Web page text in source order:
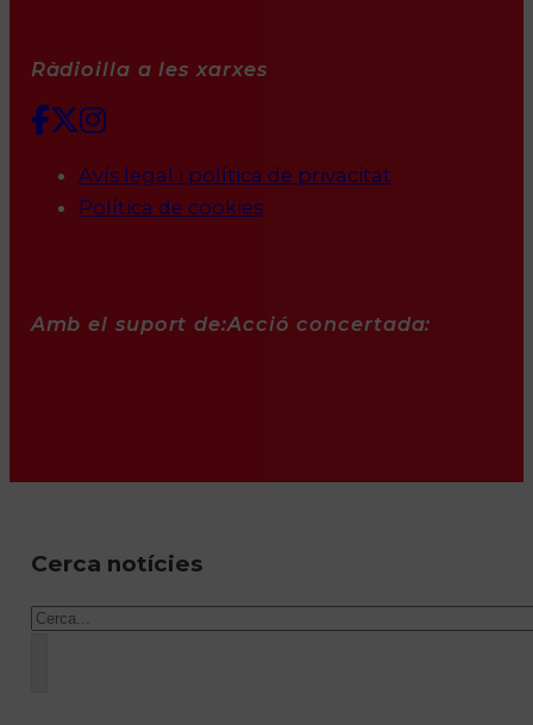
Ràdioilla a les xarxes
Avís legal i política de privacitat
Política de cookies
Amb el suport de:Acció concertada:
Cerca notícies
Cercar